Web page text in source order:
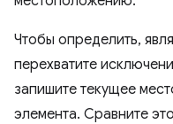
Чтобы определить,
перехватите
запишите текущее
элемента. Сравните